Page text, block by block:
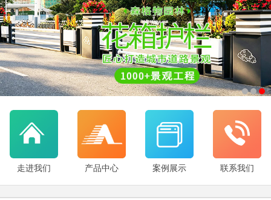
走进我们 产品中心 案例展示 联系我们